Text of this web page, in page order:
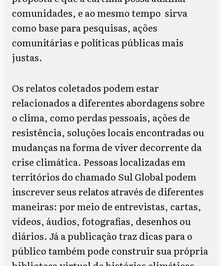
comunidades, e ao mesmo tempo sirva
como base para pesquisas, ações
comunitárias e políticas públicas mais
justas.
Os relatos coletados podem estar
relacionados a diferentes abordagens sobre
o clima, como perdas pessoais, ações de
resistência, soluções locais encontradas ou
mudanças na forma de viver decorrente da
crise climática. Pessoas localizadas em
territórios do chamado Sul Global podem
inscrever seus relatos através de diferentes
maneiras: por meio de entrevistas, cartas,
vídeos, áudios, fotografias, desenhos ou
diários. Já a publicação traz dicas para o
público também pode construir sua própria